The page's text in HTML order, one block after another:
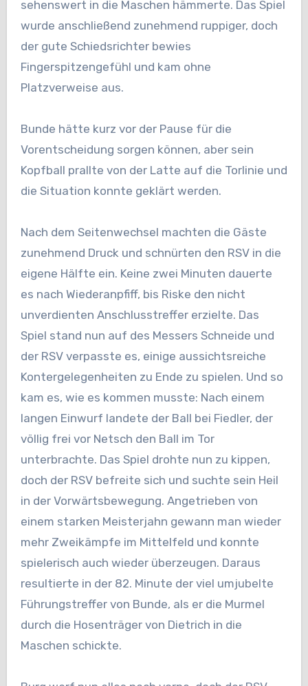
sehenswert in die Maschen hämmerte. Das Spiel
wurde anschließend zunehmend ruppiger, doch
der gute Schiedsrichter bewies
Fingerspitzengefühl und kam ohne
Platzverweise aus.
Bunde hätte kurz vor der Pause für die
Vorentscheidung sorgen können, aber sein
Kopfball prallte von der Latte auf die Torlinie und
die Situation konnte geklärt werden.
Nach dem Seitenwechsel machten die Gäste
zunehmend Druck und schnürten den RSV in die
eigene Hälfte ein. Keine zwei Minuten dauerte
es nach Wiederanpfiff, bis Riske den nicht
unverdienten Anschlusstreffer erzielte. Das
Spiel stand nun auf des Messers Schneide und
der RSV verpasste es, einige aussichtsreiche
Kontergelegenheiten zu Ende zu spielen. Und so
kam es, wie es kommen musste: Nach einem
langen Einwurf landete der Ball bei Fiedler, der
völlig frei vor Netsch den Ball im Tor
unterbrachte. Das Spiel drohte nun zu kippen,
doch der RSV befreite sich und suchte sein Heil
in der Vorwärtsbewegung. Angetrieben von
einem starken Meisterjahn gewann man wieder
mehr Zweikämpfe im Mittelfeld und konnte
spielerisch auch wieder überzeugen. Daraus
resultierte in der 82. Minute der viel umjubelte
Führungstreffer von Bunde, als er die Murmel
durch die Hosenträger von Dietrich in die
Maschen schickte.